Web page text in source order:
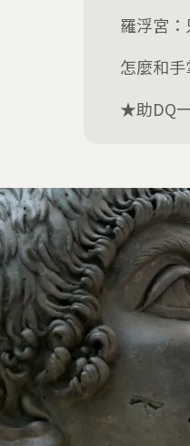
羅浮宮
怎麼和手
★助DQ